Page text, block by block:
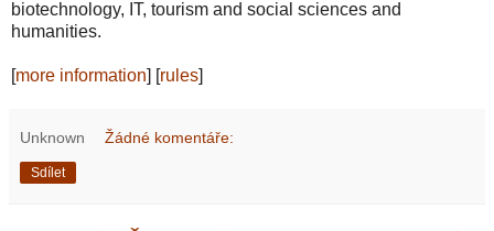
biotechnology, IT, tourism and social sciences and
humanities.
[more information] [rules]
Unknown Žádné komentáře:
Sdílet